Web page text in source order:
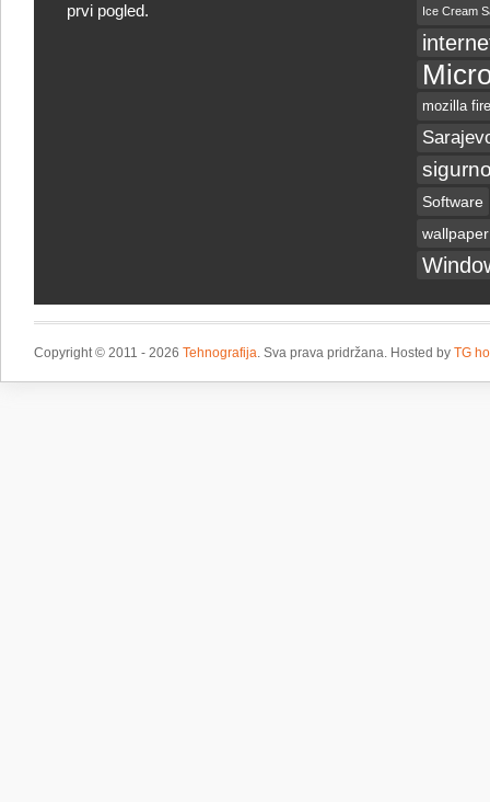
prvi pogled.
Ice Cream
mozilla
Software
wallpaper
Copyright © 2011 - 2026 Tehnografija. Sva prava pridržana. Hosted by TG